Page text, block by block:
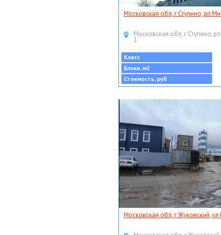
Московская обл, г Ступино, рп
Московская обл, г Ступино,
1
Класс
Блоки, м2
Стоимость, руб
Московская обл, г Жуковский,